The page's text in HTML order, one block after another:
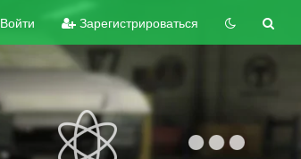
Войти Зарегистрироваться